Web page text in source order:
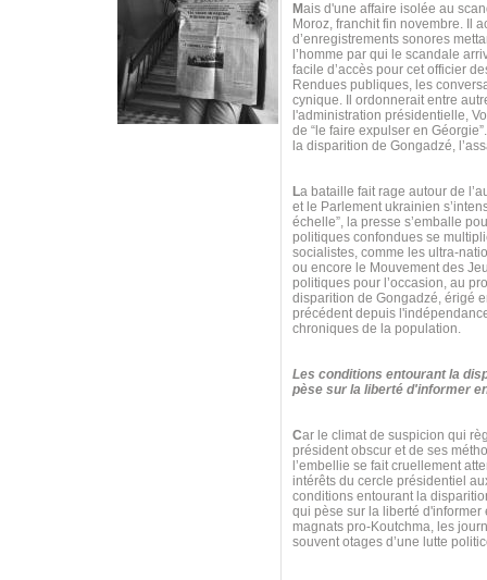
Mais d'une affaire isolée au
Moroz, franchit fin novembre. Il
d’enregistrements sonores
l’homme par qui le scandale
facile d’accès pour cet officier
Rendues publiques, les
cynique. Il ordonnerait entre
l'administration présidentielle,
de “le faire expulser en
la disparition de Gongadzé,
La bataille fait rage autour de
et le Parlement ukrainien
échelle”, la presse s’emballe
politiques confondues se
socialistes, comme les ultra-
ou encore le Mouvement des
politiques pour l’occasion, au
disparition de Gongadzé, érigé
précédent depuis
chroniques de la population.
Les conditions entourant la
pèse sur la liberté d'informer
Car le climat de suspicion qui
président obscur et de ses
l’embellie se fait cruellement
intérêts du cercle présidentiel
conditions entourant la
qui pèse sur la liberté
magnats pro-Koutchma, les
souvent otages d’une lutte